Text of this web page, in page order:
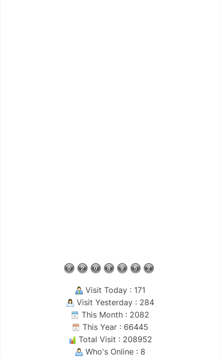
Visit Today : 171
Visit Yesterday : 284
This Month : 2082
This Year : 66445
Total Visit : 208952
Who's Online : 8